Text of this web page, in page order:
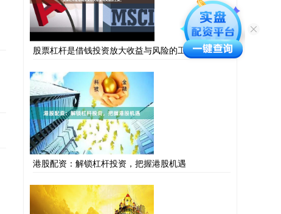
股票杠杆是借钱投资放大收益与风险的工具。
港股配资：解锁杠杆投资，把握港股机遇